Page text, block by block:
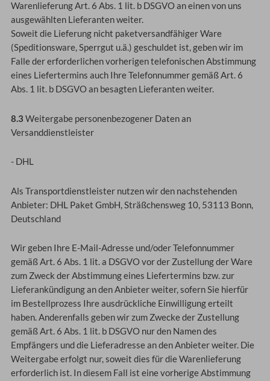
Warenlieferung Art. 6 Abs. 1 lit. b DSGVO an einen von uns
ausgewählten Lieferanten weiter.
Soweit die Lieferung nicht paketversandfähiger Ware
(Speditionsware, Sperrgut u.ä.) geschuldet ist, geben wir im
Falle der erforderlichen vorherigen telefonischen Abstimmung
eines Liefertermins auch Ihre Telefonnummer gemäß Art. 6
Abs. 1 lit. b DSGVO an besagten Lieferanten weiter.
8.3 Weitergabe personenbezogener Daten an
Versanddienstleister
- DHL
Als Transportdienstleister nutzen wir den nachstehenden
Anbieter: DHL Paket GmbH, Sträßchensweg 10, 53113 Bonn,
Deutschland
Wir geben Ihre E-Mail-Adresse und/oder Telefonnummer
gemäß Art. 6 Abs. 1 lit. a DSGVO vor der Zustellung der Ware
zum Zweck der Abstimmung eines Liefertermins bzw. zur
Lieferankündigung an den Anbieter weiter, sofern Sie hierfür
im Bestellprozess Ihre ausdrückliche Einwilligung erteilt
haben. Anderenfalls geben wir zum Zwecke der Zustellung
gemäß Art. 6 Abs. 1 lit. b DSGVO nur den Namen des
Empfängers und die Lieferadresse an den Anbieter weiter. Die
Weitergabe erfolgt nur, soweit dies für die Warenlieferung
erforderlich ist. In diesem Fall ist eine vorherige Abstimmung